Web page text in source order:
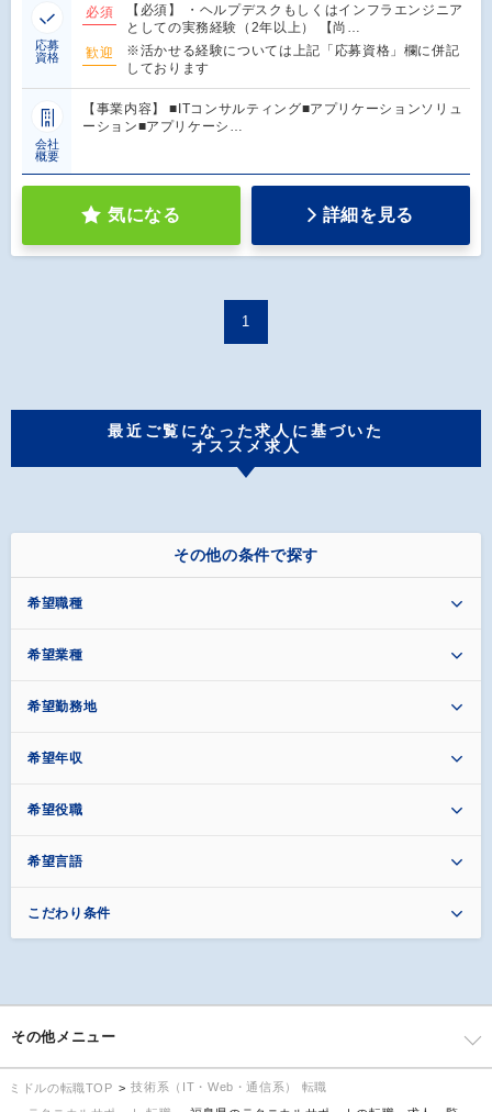
応募
資格
必須
【必須】 ・ヘルプデスクもしくはインフラエンジニア
としての実務経験（2年以上） 【尚…
歓迎
※活かせる経験については上記「応募資格」欄に併記
しております
会社
概要
【事業内容】 ■ITコンサルティング■アプリケーションソリュ
ーション■アプリケーシ…
気になる 詳細を見る
1
最近ご覧になった求人に基づいた
オススメ求人
その他の条件で探す
希望職種
希望業種
希望勤務地
希望年収
希望役職
希望言語
こだわり条件
その他メニュー
ミドルの転職TOP
技術系（IT・Web・通信系） 転職